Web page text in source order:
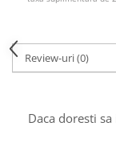
Review-uri(0)
Daca doresti